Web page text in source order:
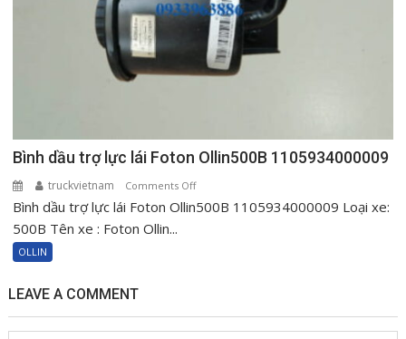
Bình dầu trợ lực lái Foton Ollin500B 1105934000009
truckvietnam Comments Offon
Bình
Bình dầu trợ lực lái Foton Ollin500B 1105934000009 Loại xe:
500B Tên xe : Foton Ollin...
OLLIN
LEAVE A COMMENT